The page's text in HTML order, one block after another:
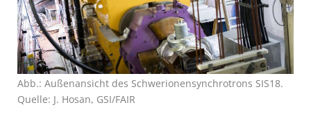
Abb.: Außenansicht des Schwerionensynchrotrons SIS18.
Quelle: J. Hosan, GSI/FAIR